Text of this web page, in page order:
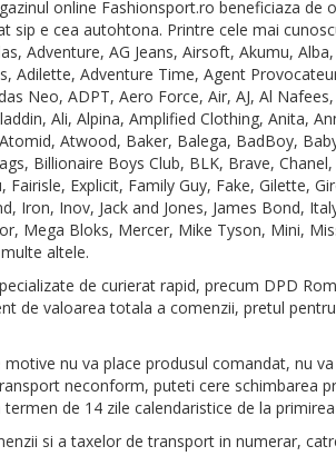
online Fashionsport.ro beneficiaza de
e cea autohtona. Printre cele mai
Adventure, AG Jeans, Airsoft, Akumu,
Adilette, Adventure Time, Agent
Neo, ADPT, Aero Force, Air, AJ, Al
Ali, Alpina, Amplified Clothing, Anita,
Atwood, Baker, Balega, BadBoy,
Billionaire Boys Club, BLK, Brave, Chanel,
Explicit, Family Guy, Fake, Gilette,
Iron, Inov, Jack and Jones, James Bond,
Mega Bloks, Mercer, Mike Tyson, Mini,
altele.
de curierat rapid, precum DPD
de valoarea totala a comenzii, pretul
nu va place produsul comandat, nu
neconform, puteti cere schimbarea
de 14 zile calendaristice de la
si a taxelor de transport in numerar,